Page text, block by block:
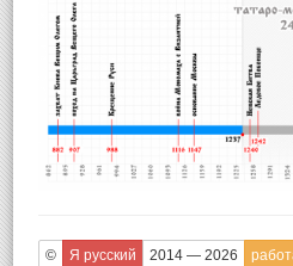
© Я русский 2014 — 2026